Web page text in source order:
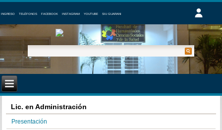
INGRESO TELÉFONOS FACEBOOK INSTAGRAM YOUTUBE SIU GUARANI
Lic. en Administración
Presentación